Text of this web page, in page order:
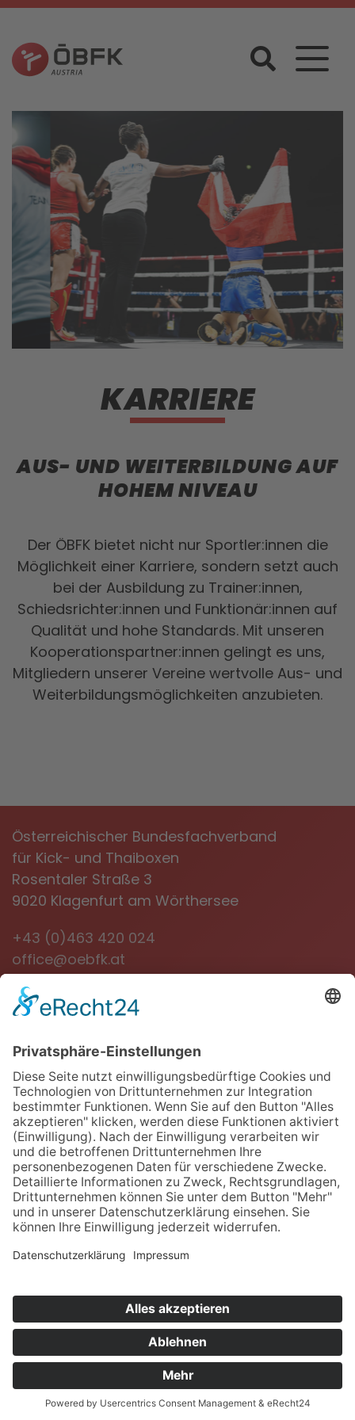
KARRIERE
AUS- UND WEITERBILDUNG AUF
HOHEM NIVEAU
Der ÖBFK bietet nicht nur Sportler:innen die
Möglichkeit einer Karriere, sondern setzt auch
bei der Ausbildung zu Trainer:innen,
Schiedsrichter:innen und Funktionär:innen auf
Qualität und hohe Standards. Mit unseren
Kooperationspartner:innen gelingt es uns,
Mitgliedern unserer Vereine wertvolle Aus- und
Weiterbildungsmöglichkeiten anzubieten.
Österreichischer Bundesfachverband
für Kick- und Thaiboxen
Rosentaler Straße 3
9020 Klagenfurt am Wörthersee
+43 (0)463 420 024
office@oebfk.at
NEWSLETTER
Jetzt anmelden
Downloads
Links
Datenschutz
Impressum
Cookie-Einstellungen
Webdesign Herr Kaplan